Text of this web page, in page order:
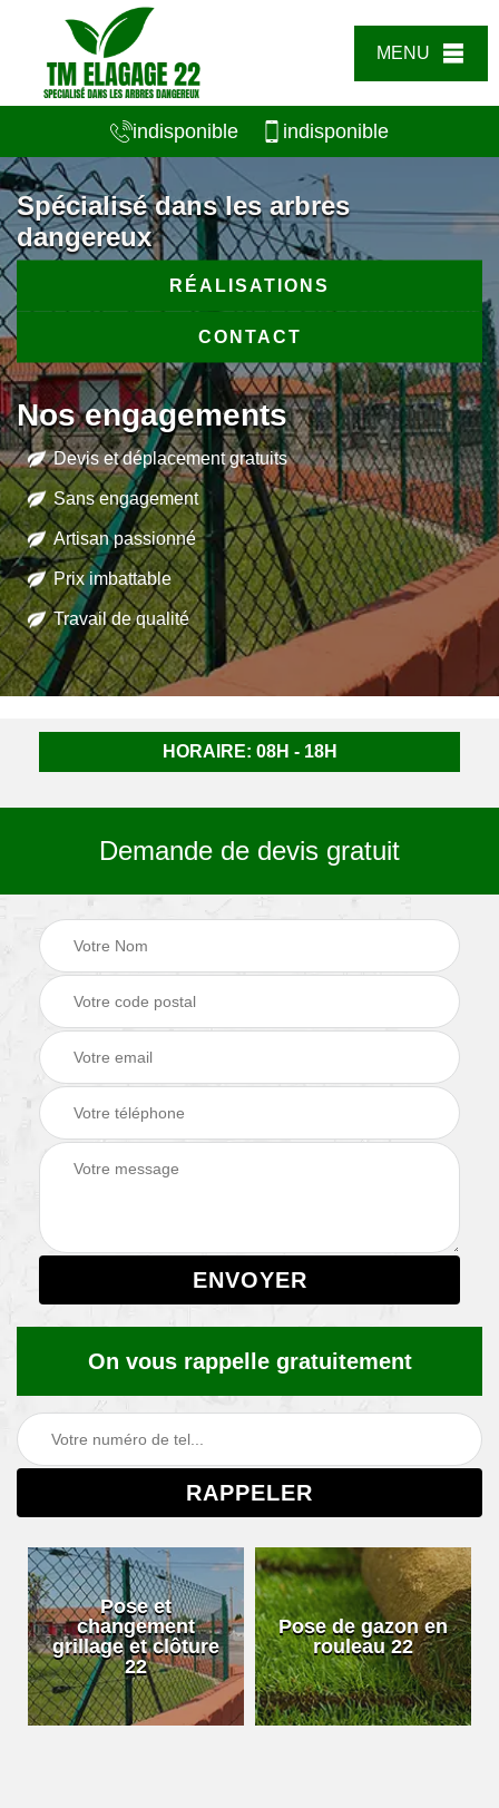
MENU
indisponible indisponible
Spécialisé dans les arbres
dangereux
RÉALISATIONS
CONTACT
Nos engagements
Devis et déplacement gratuits
Sans engagement
Artisan passionné
Prix imbattable
Travail de qualité
HORAIRE: 08H - 18H
Demande de devis gratuit
On vous rappelle gratuitement
Pose et
changement
grillage et clôture
22
Pose de gazon en
rouleau 22